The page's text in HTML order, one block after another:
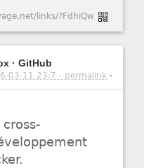
links/?FdhiQw
· GitHub
03-11 23:7 - permalink -